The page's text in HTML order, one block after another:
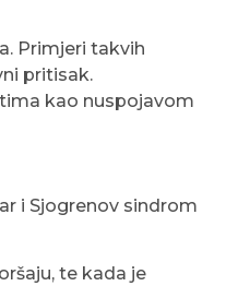
Primjeri takvih
pritisak.
kao nuspojavom
i Sjogrenov sindrom
te kada je